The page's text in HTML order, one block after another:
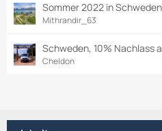
Sommer 2022 in
Mithrandir_63
Schweden, 10% Nachlass
Cheldon